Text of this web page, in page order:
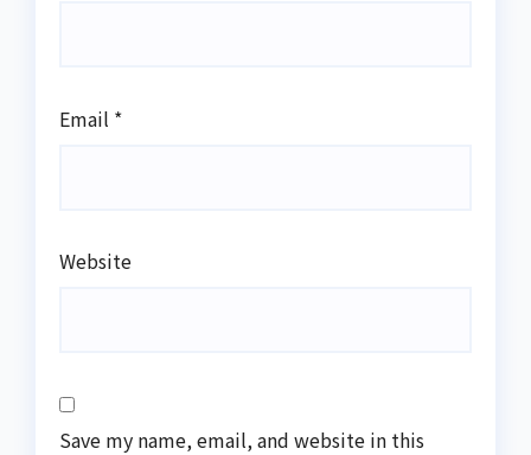
Email *
Website
Save my name, email, and website in this